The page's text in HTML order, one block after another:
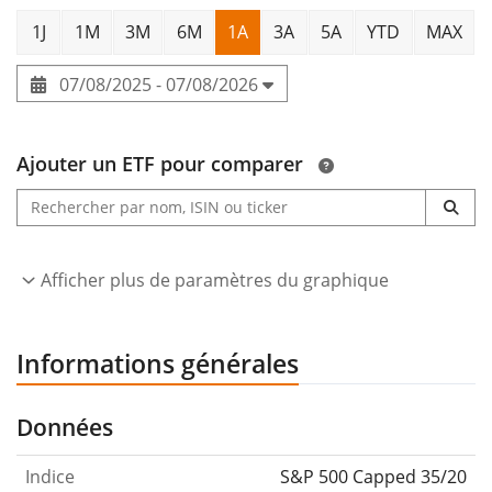
1J 1M 3M 6M 1A 3A 5A YTD MAX
07/08/2025 - 07/08/2026
Ajouter un ETF pour comparer
Afficher plus de paramètres du graphique
Informations générales
Données
Indice
S&P 500 Capped 35/20